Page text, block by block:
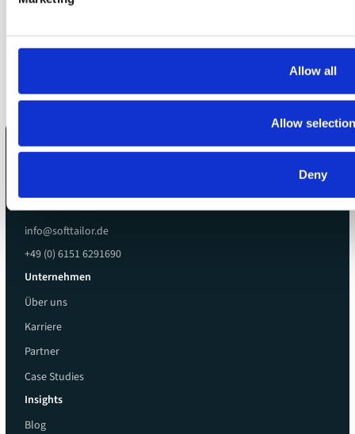
Allow all
Allow selection
Deny
Kontakt
64295 Darmstadt
info@softtailor.de
+49 (0) 6151 6291690
Unternehmen
Über uns
Karriere
Partner
Case Studies
Insights
Blog